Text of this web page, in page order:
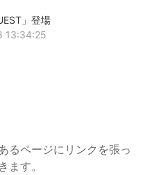
」登場
13:34:25
るページにリンクを張っ
ます。